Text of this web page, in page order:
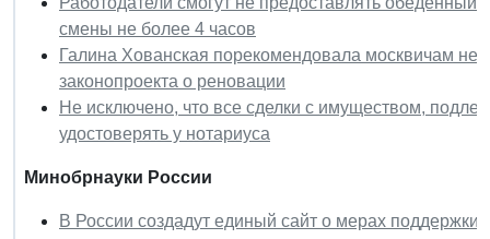
смены не более 4 часов
Галина Хованская порекомендовала москвичам
законопроекта о реновации
Не исключено, что все сделки с имуществом,
удостоверять у нотариуса
Минобрнауки России
В России создадут единый сайт о мерах поддержки